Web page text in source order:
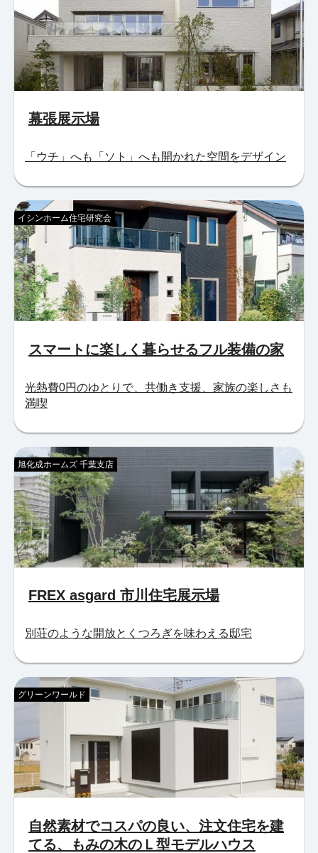
幕張展示場
「ウチ」へも「ソト」へも開かれた空間をデザイン
スマートに楽しく暮らせるフル装備の家
イシンホーム住宅研究会
光熱費0円のゆとりで、共働き支援、家族の楽しさも
満喫
FREX asgard 市川住宅展示場
旭化成ホームズ 千葉支店
別荘のような開放とくつろぎを味わえる邸宅
自然素材でコスパの良い、注文住宅を建
てる、もみの木のＬ型モデルハウス
グリーンワールド